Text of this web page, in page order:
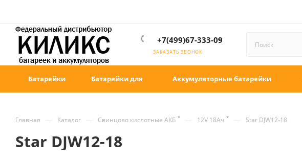
+7(499)67-333-09
ЗАКАЗАТЬ ЗВОНОК
Батарейки Батарейки для Аккумуляторные батарейки
Главная — Каталог — Свинцово кислотные АКБ — 12V 18Ач — Star DJW12-18
Star DJW12-18